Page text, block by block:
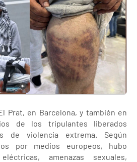
Prat, en Barcelona, y también en
de los tripulantes liberados
de violencia extrema. Según
por medios europeos, hubo
amenazas sexuales,